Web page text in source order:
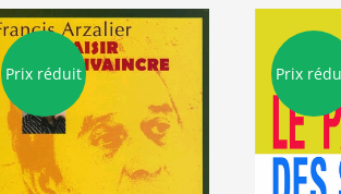
Prix réduit Prix